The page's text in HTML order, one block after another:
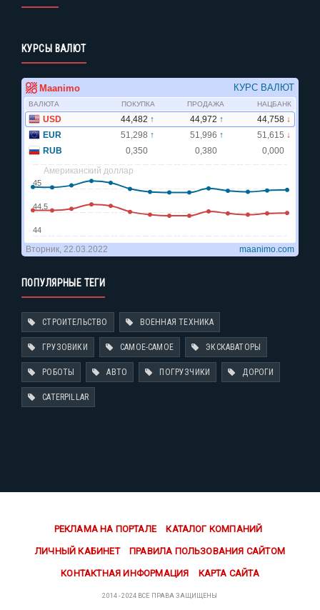
КУРСЫ ВАЛЮТ
ПОПУЛЯРНЫЕ ТЕГИ
СТРОИТЕЛЬСТВО ВОЕННАЯ ТЕХНИКА
ГРУЗОВИКИ САМОЕ-САМОЕ ЭКСКАВАТОРЫ
РОБОТЫ АВТО ПОГРУЗЧИКИ ДОРОГИ
CATERPILLAR
РЕКЛАМА НА ПОРТАЛЕ КАТАЛОГ КОМПАНИЙ
ЛИЧНЫЙ КАБИНЕТ ПРАВИЛА ПОЛЬЗОВАНИЯ САЙТОМ
КОНТАКТНАЯ ИНФОРМАЦИЯ КАРТА САЙТА
2014 - 2024 ВСЕ ПРАВА ЗАЩИЩЕНЫ